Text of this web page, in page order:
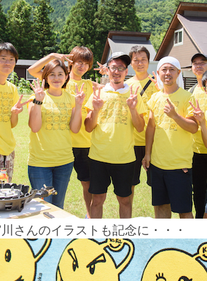
さんのイラストも記念に・・・